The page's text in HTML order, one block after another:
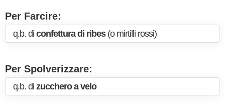
Per Farcire:
q.b. di confettura di ribes(o mirtilli rossi)
Per Spolverizzare:
q.b. di zucchero a velo